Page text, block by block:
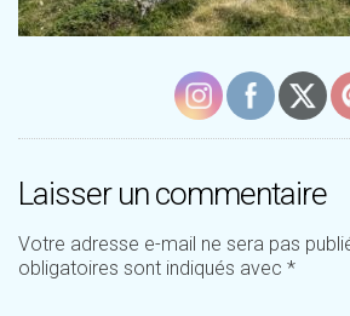
Laisser un commentaire
Votre adresse e-mail ne sera pas
obligatoires sont indiqués avec *